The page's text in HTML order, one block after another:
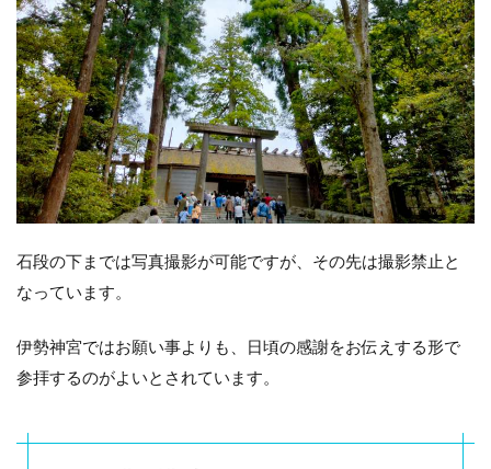
石段の下までは写真撮影が可能ですが、その先は撮影禁止と
なっています。
伊勢神宮ではお願い事よりも、日頃の感謝をお伝えする形で
参拝するのがよいとされています。